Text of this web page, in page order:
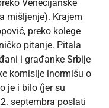
Venecijanske
mišljenje). Krajem
preko kolege
pitanje. Pitala
i građanke Srbije
komisije inormišu o
je i bilo (jer su
septembra poslati